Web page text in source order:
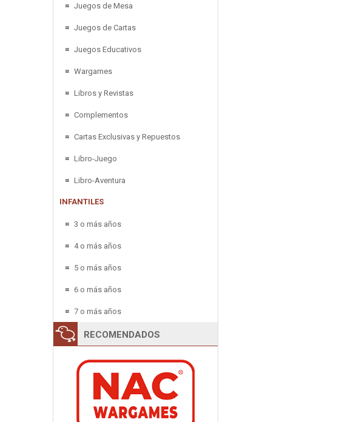
Juegos de Mesa
Juegos de Cartas
Juegos Educativos
Wargames
Libros y Revistas
Complementos
Cartas Exclusivas y Repuestos
Libro-Juego
Libro-Aventura
INFANTILES
3 o más años
4 o más años
5 o más años
6 o más años
7 o más años
RECOMENDADOS